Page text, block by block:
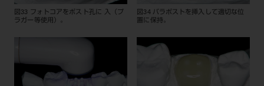
図33 フォトコアをポスト孔に入（プ
ラガー等使用）。
図34 パラポストを挿入して適切な位
置に保持。